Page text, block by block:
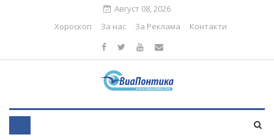
Август 08, 2026
Хороскоп
За нас За Реклама Контакти